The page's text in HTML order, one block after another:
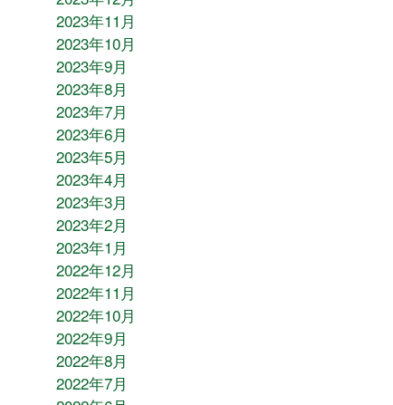
2023年11月
2023年10月
2023年9月
2023年8月
2023年7月
2023年6月
2023年5月
2023年4月
2023年3月
2023年2月
2023年1月
2022年12月
2022年11月
2022年10月
2022年9月
2022年8月
2022年7月